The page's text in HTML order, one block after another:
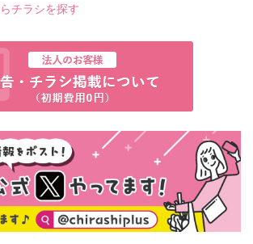
チラシを探す